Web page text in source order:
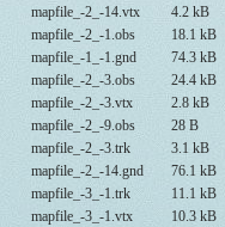
mapfile_-2_-14.vtx
4.2 kB
mapfile_-2_-1.obs
18.1 kB
mapfile_-1_-1.gnd
74.3 kB
mapfile_-2_-3.obs
24.4 kB
mapfile_-2_-3.vtx
2.8 kB
mapfile_-2_-9.obs
28 B
mapfile_-2_-3.trk
3.1 kB
mapfile_-2_-14.gnd
76.1 kB
mapfile_-3_-1.trk
11.1 kB
mapfile_-3_-1.vtx
10.3 kB